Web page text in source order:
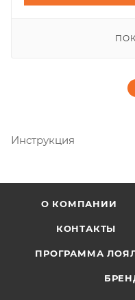
Инструкция
О КОМПАНИИ
КОНТАКТЫ
ПРОГРАММА